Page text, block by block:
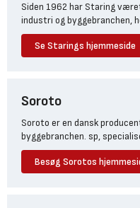
Siden 1962 har Staring
industri og byggebranchen,
Se Starings hjemmeside
Soroto
Soroto er en dansk
byggebranchen. sp,
Besøg Sorotos